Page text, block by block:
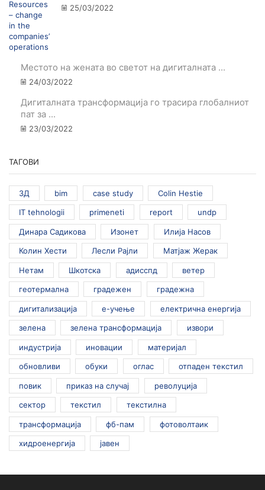
25/03/2022
Местото на жената во светот на дигиталната ...
24/03/2022
Дигиталната трансформација го трасира глобалниот
пат за ...
23/03/2022
ТАГОВИ
3Д bim case study Colin Hestie
IT tehnologii primeneti report undp
Динара Садикова Изонет Илија Насов
Колин Хести Лесли Рајли Матјаж Жерак
Нетам Шкотска адисспд ветер
геотермална градежен градежна
дигитализација е-учење електрична енергија
зелена зелена трансформација извори
индустрија иновации материјал
обновливи обуки оглас отпаден текстил
повик приказ на случај револуција
сектор текстил текстилна
трансформација фб-пам фотоволтаик
хидроенергија јавен